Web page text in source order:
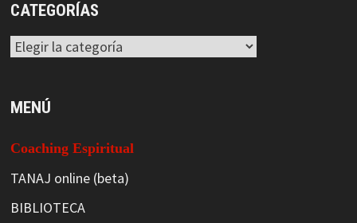
CATEGORÍAS
Categorías
MENÚ
Coaching Espiritual
TANAJ online (beta)
BIBLIOTECA